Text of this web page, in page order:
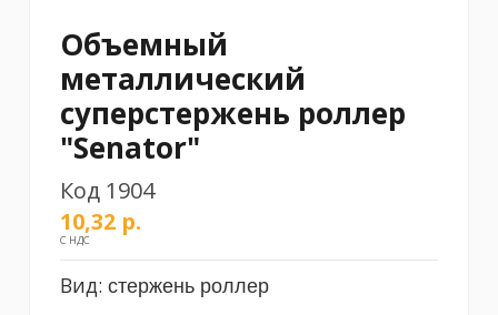
Объемный
металлический
суперстержень роллер
"Senator"
Код 1904
10,32 р.
С НДС
Вид:стержень роллер